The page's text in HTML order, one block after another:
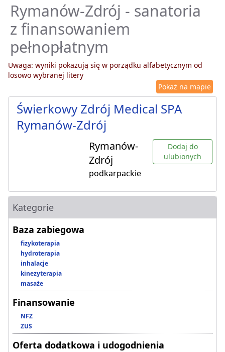
Rymanów-Zdrój - sanatoria
z finansowaniem
pełnopłatnym
Uwaga: wyniki pokazują się w porządku alfabetycznym od
losowo wybranej litery
Pokaż na mapie
Świerkowy Zdrój Medical SPA
Rymanów-Zdrój
Rymanów-
Zdrój
podkarpackie
Dodaj do
ulubionych
Kategorie
Baza zabiegowa
fizykoterapia
hydroterapia
inhalacje
kinezyterapia
masaże
Finansowanie
NFZ
ZUS
Oferta dodatkowa i udogodnienia